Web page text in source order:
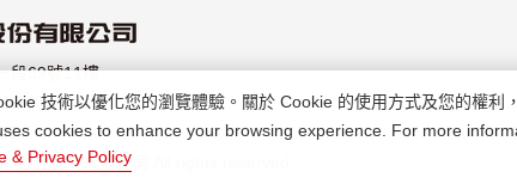
段69號11樓
代表號)
國宏股份有限公司 All rights reserved.
技術以優化您的瀏覽體驗。關於 Cookie 的使用方式及您的權利
cookies to enhance your browsing experience. For more
& Privacy Policy